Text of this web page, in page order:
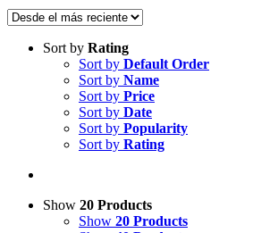
Sort by Rating
Sort by Default Order
Sort by Name
Sort by Price
Sort by Date
Sort by Popularity
Sort by Rating
Show 20 Products
Show 20 Products